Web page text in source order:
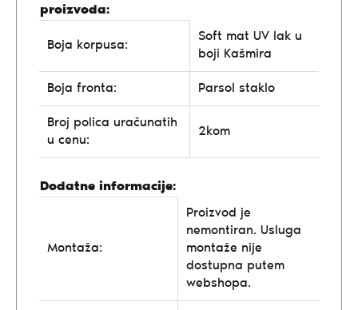
proizvoda:
Boja korpusa:
Soft mat UV lak u
boji Kašmira
Boja fronta: Parsol staklo
Broj polica uračunatih
u cenu:
2kom
Dodatne informacije:
Montaža:
Proizvod je
nemontiran. Usluga
montaže nije
dostupna putem
webshopa.